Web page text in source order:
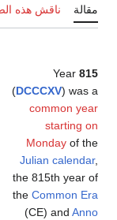
مقالة ناقش هذه
Year 815
(DCCCXV) was a
common year
starting on
Monday of the
Julian calendar,
the 815th year of
the Common Era
(CE) and Anno